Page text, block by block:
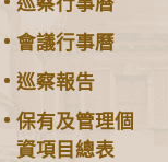
會議行事曆
巡察報告
保有及管理個
資項目總表